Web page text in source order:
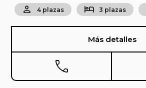
person 4 plazas hotel 3 plazas
Más detalles
phone